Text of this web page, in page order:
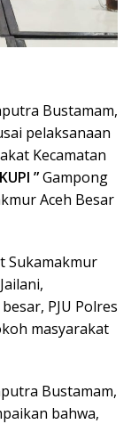
Bustamam,
pelaksanaan
Kecamatan
”Gampong
Aceh Besar
Sukamakmur
PJU Polres
masyarakat
Bustamam,
bahwa,